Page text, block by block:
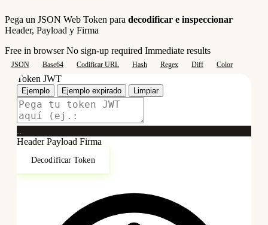
Pega un JSON Web Token para decodificar e inspeccionar
Header, Payload y Firma
Free in browserNo sign-up required Immediate results
JSON Base64 Codificar URL Hash Regex Diff Color
Token JWT
Ejemplo Ejemplo expirado Limpiar
..
Header Payload Firma
Decodificar Token